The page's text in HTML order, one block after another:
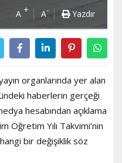
A + A- Yazdır
organlarında yer alan
haberlerin gerçeği
hesabından açıklama
Öğretim Yılı Takvimi’nin
bir değişiklik söz